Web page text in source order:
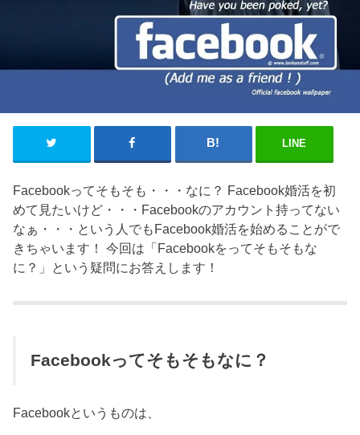
LINE
Facebookってそもそも・・・なに？ Facebook婚活を初
めて見たいけど・・・Facebookのアカウント持ってない
なぁ・・・という人でもFacebook婚活を始めることがで
きちゃいます！ 今回は「Facebookをってそもそもな
に？」という疑問にお答えします！
Facebookってそもそもなに？
Facebookというものは、